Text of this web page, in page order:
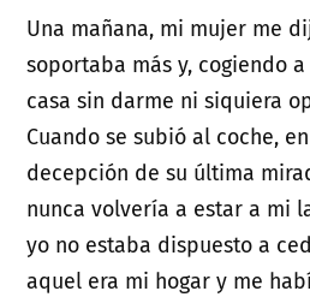
Una mañana, mi mujer me
soportaba más y, cogiendo
casa sin darme ni siquiera
Cuando se subió al coche,
decepción de su última
nunca volvería a estar a mi
yo no estaba dispuesto a
aquel era mi hogar y me